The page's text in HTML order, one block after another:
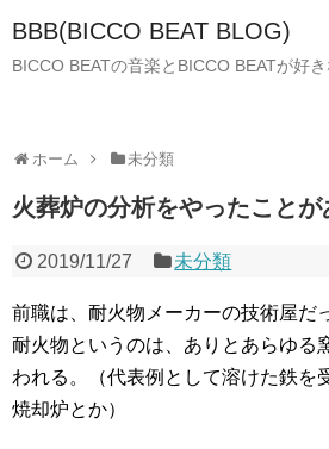
BBB(BICCO BEAT BLOG)
BICCO BEATの音楽とBICCO BEATが好
ホーム 未分類
火葬炉の分析をやったことが
2019/11/27 未分類
前職は、耐火物メーカーの技術屋だ
耐火物というのは、ありとあらゆる
われる。（代表例として溶けた鉄を
焼却炉とか）